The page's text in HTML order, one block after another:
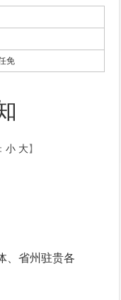
免
小 大】
、省州驻贵各